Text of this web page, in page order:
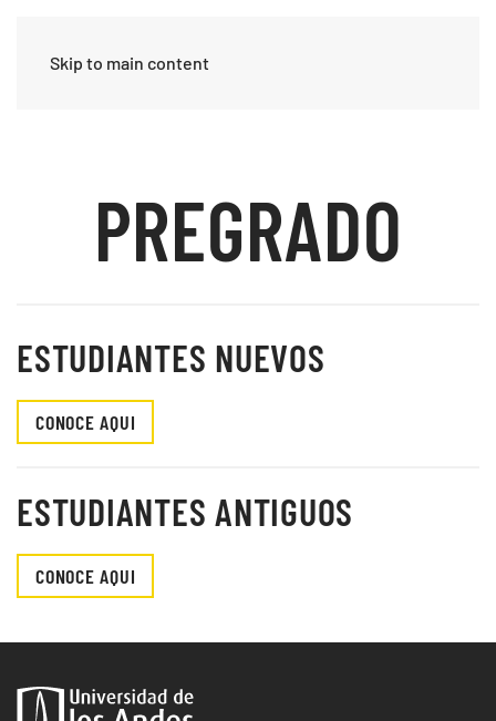
Skip to main content
PREGRADO
ESTUDIANTES NUEVOS
CONOCE AQUI
ESTUDIANTES ANTIGUOS
CONOCE AQUI